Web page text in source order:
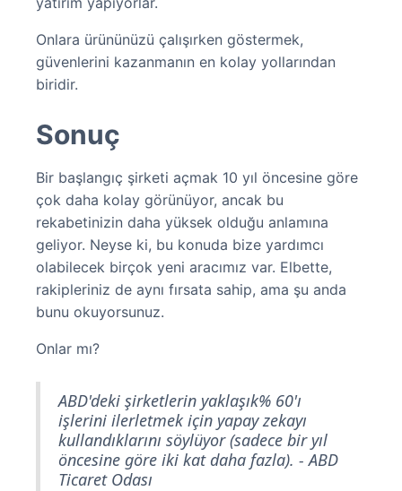
Onlara ürününüzü çalışırken göstermek,
güvenlerini kazanmanın en kolay yollarından
biridir.
Sonuç
Bir başlangıç şirketi açmak 10 yıl öncesine göre
çok daha kolay görünüyor, ancak bu
rekabetinizin daha yüksek olduğu anlamına
geliyor. Neyse ki, bu konuda bize yardımcı
olabilecek birçok yeni aracımız var. Elbette,
rakipleriniz de aynı fırsata sahip, ama şu anda
bunu okuyorsunuz.
Onlar mı?
ABD'deki şirketlerin yaklaşık% 60'ı
işlerini ilerletmek için yapay zekayı
kullandıklarını söylüyor (sadece bir yıl
öncesine göre iki kat daha fazla). - ABD
Ticaret Odası